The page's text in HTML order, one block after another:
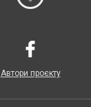
Автори проєкту